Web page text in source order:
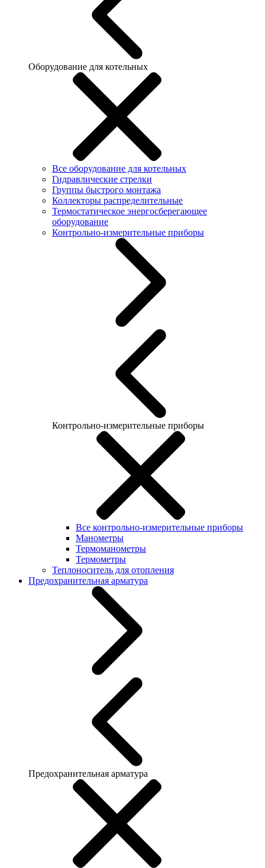
Оборудование для котельных
Все оборудование для котельных
Гидравлические стрелки
Группы быстрого монтажа
Коллекторы распределительные
Термостатическое энергосберегающее
оборудование
Контрольно-измерительные приборы
Контрольно-измерительные приборы
Все контрольно-измерительные приборы
Манометры
Термоманометры
Термометры
Теплоноситель для отопления
Предохранительная арматура
Предохранительная арматура